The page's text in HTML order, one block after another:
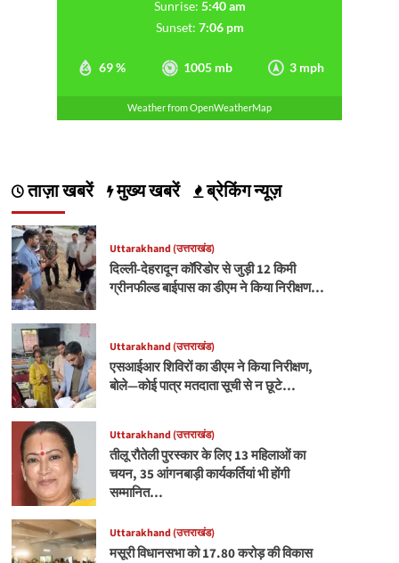
69 % 1005 mb 3 mph
Sunrise: 5:40 am
Sunset: 7:06 pm
Weather from OpenWeatherMap
ताज़ा खबरें मुख्य खबरें ब्रेकिंग न्यूज़
Uttarakhand (उत्तराखंड)
दिल्ली-देहरादून कॉरिडोर से जुड़ी 12 किमी
ग्रीनफील्ड बाईपास का डीएम ने किया निरीक्षण…
Uttarakhand (उत्तराखंड)
एसआईआर शिविरों का डीएम ने किया निरीक्षण,
बोले—कोई पात्र मतदाता सूची से न छूटे…
Uttarakhand (उत्तराखंड)
तीलू रौतेली पुरस्कार के लिए 13 महिलाओं का
चयन, 35 आंगनबाड़ी कार्यकर्तियां भी होंगी
सम्मानित…
Uttarakhand (उत्तराखंड)
मसूरी विधानसभा को 17.80 करोड़ की विकास